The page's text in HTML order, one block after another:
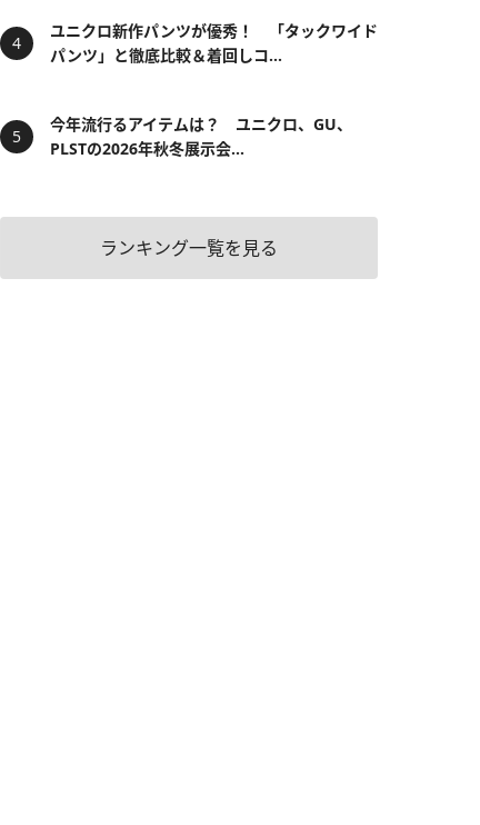
ユニクロ新作パンツが優秀！ 「タックワイド
パンツ」と徹底比較＆着回しコ...
今年流行るアイテムは？ ユニクロ、GU、
PLSTの2026年秋冬展示会...
ランキング一覧を見る